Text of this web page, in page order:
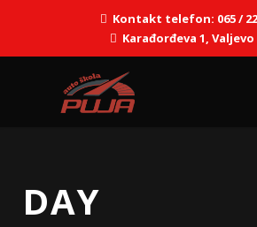
Kontakt telefon: 065 /
Karađorđeva 1, Valjevo
DAY